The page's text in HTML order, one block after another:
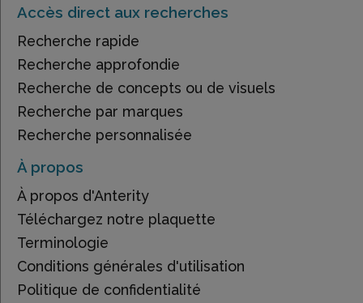
Accès direct aux recherches
Recherche rapide
Recherche approfondie
Recherche de concepts ou de visuels
Recherche par marques
Recherche personnalisée
À propos
À propos d'Anterity
Téléchargez notre plaquette
Terminologie
Conditions générales d'utilisation
Politique de confidentialité